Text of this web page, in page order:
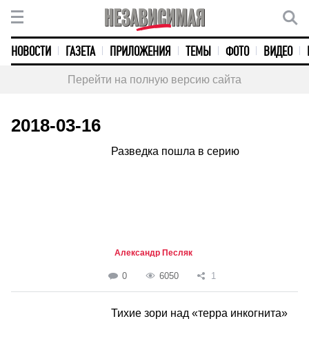
НОВОСТИ ГАЗЕТА ПРИЛОЖЕНИЯ ТЕМЫ ФОТО ВИДЕО
Перейти на полную версию сайта
2018-03-16
Разведка пошла в серию
Александр Песляк
0 6050 1
Тихие зори над «терра инкогнита»